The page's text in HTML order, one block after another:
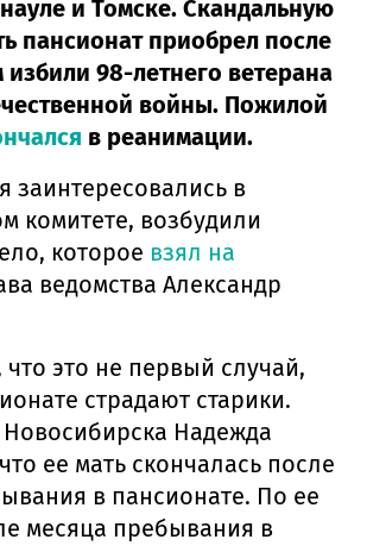
и Томске. Скандальную
пансионат приобрел после
избили 98-летнего ветерана
войны. Пожилой
в реанимации.
заинтересовались в
комитете, возбудили
которое взял на
ведомства Александр
это не первый случай,
страдают старики.
Надежда
ее мать скончалась после
в пансионате. По ее
месяца пребывания в